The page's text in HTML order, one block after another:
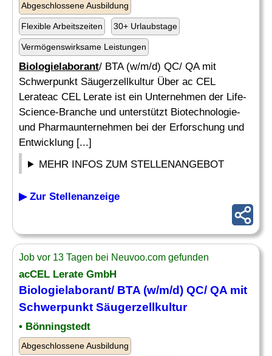
Abgeschlossene Ausbildung
Flexible Arbeitszeiten 30+ Urlaubstage
Vermögenswirksame Leistungen
Biologielaborant/ BTA (w/m/d) QC/ QA mit
Schwerpunkt Säugerzellkultur Über ac CEL
Lerateac CEL Lerate ist ein Unternehmen der Life-
Science-Branche und unterstützt Biotechnologie-
und Pharmaunternehmen bei der Erforschung und
Entwicklung [...]
MEHR INFOS ZUM STELLENANGEBOT
▶ Zur Stellenanzeige
Job vor 13 Tagen bei Neuvoo.com gefunden
acCEL Lerate GmbH
Biologielaborant/ BTA (w/m/d) QC/ QA mit
Schwerpunkt Säugerzellkultur
• Bönningstedt
Abgeschlossene Ausbildung